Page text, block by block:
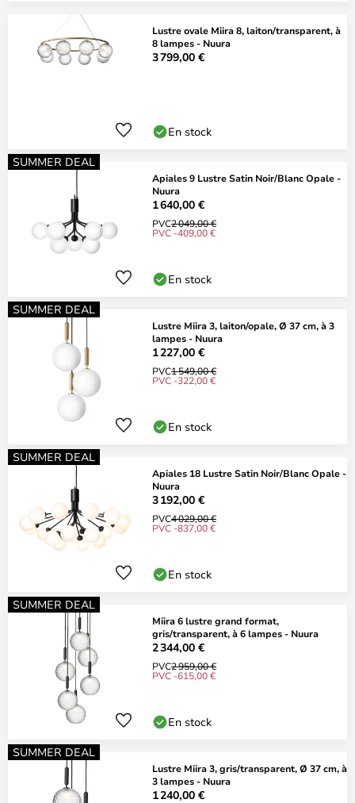
Lustre ovale Miira 8, laiton/transparent, à
8 lampes - Nuura
3 799,00 €
En stock
SUMMER DEAL
Apiales 9 Lustre Satin Noir/Blanc Opale -
Nuura
1 640,00 €
PVC2 049,00 €
PVC -409,00 €
En stock
SUMMER DEAL
Lustre Miira 3, laiton/opale, Ø 37 cm, à 3
lampes - Nuura
1 227,00 €
PVC1 549,00 €
PVC -322,00 €
En stock
SUMMER DEAL
Apiales 18 Lustre Satin Noir/Blanc Opale -
Nuura
3 192,00 €
PVC4 029,00 €
PVC -837,00 €
En stock
SUMMER DEAL
Miira 6 lustre grand format,
gris/transparent, à 6 lampes - Nuura
2 344,00 €
PVC2 959,00 €
PVC -615,00 €
En stock
SUMMER DEAL
Lustre Miira 3, gris/transparent, Ø 37 cm, à
3 lampes - Nuura
1 240,00 €